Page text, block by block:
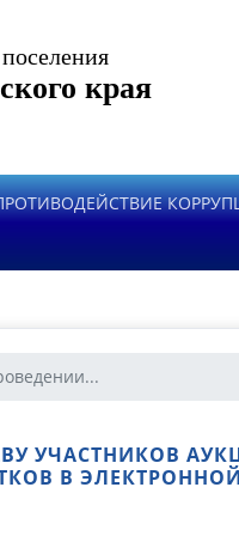
края
УЧАСТНИКОВ
В ЭЛЕКТРОННОЙ